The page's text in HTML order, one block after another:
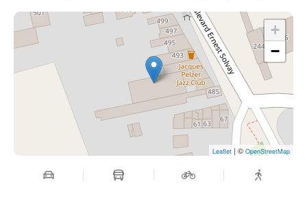
+
−
Leaflet | © OpenStreetMap